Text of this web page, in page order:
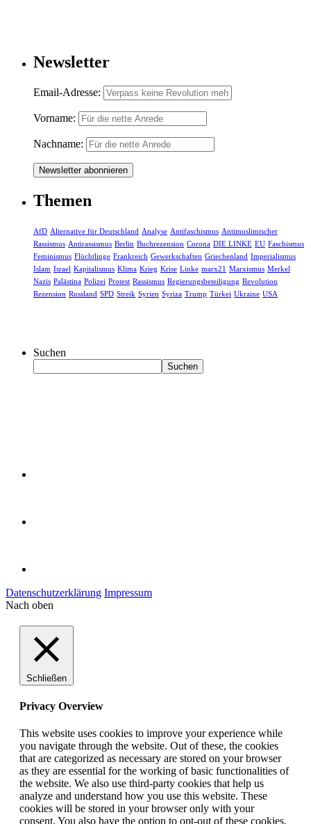
Newsletter
Email-Adresse:
Vorname:
Nachname:
Themen
AfD Alternative für Deutschland Analyse Antifaschismus Antimuslimischer
Rassismus Antirassismus Berlin Buchrezension Corona DIE LINKE EU Faschismus
Feminismus Flüchtlinge Frankreich Gewerkschaften Griechenland Imperialismus
Islam Israel Kapitalismus Klima Krieg Krise Linke marx21 Marxismus Merkel
Nazis Palästina Polizei Protest Rassismus Regierungsbeteiligung Revolution
Rezension Russland SPD Streik Syrien Syriza Trump Türkei Ukraine USA
Suchen
Suchen
Datenschutzerklärung Impressum
Nach oben
Schließen
Privacy Overview
This website uses cookies to improve your experience while
you navigate through the website. Out of these, the cookies
that are categorized as necessary are stored on your browser
as they are essential for the working of basic functionalities of
the website. We also use third-party cookies that help us
analyze and understand how you use this website. These
cookies will be stored in your browser only with your
consent. You also have the option to opt-out of these cookies.